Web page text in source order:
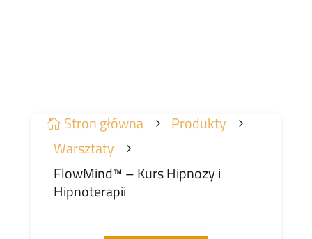
 Stron główna 5 Produkty 5
Warsztaty 5
FlowMind™ – Kurs Hipnozy i
Hipnoterapii